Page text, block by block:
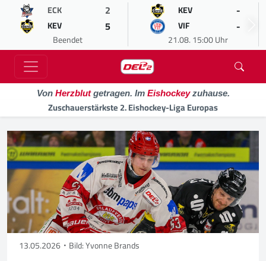
ECK 2
KEV 5
Beendet
KEV -
VIF -
21.08. 15:00 Uhr
Von Herzblutgetragen. Im Eishockeyzuhause.
Zuschauerstärkste 2. Eishockey-Liga Europas
13.05.2026 Bild: Yvonne Brands